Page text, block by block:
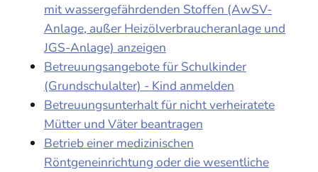
mit wassergefährdenden Stoffen (AwSV-
Anlage, außer Heizölverbraucheranlage und
JGS-Anlage) anzeigen
Betreuungsangebote für Schulkinder
(Grundschulalter) - Kind anmelden
Betreuungsunterhalt für nicht verheiratete
Mütter und Väter beantragen
Betrieb einer medizinischen
Röntgeneinrichtung oder die wesentliche